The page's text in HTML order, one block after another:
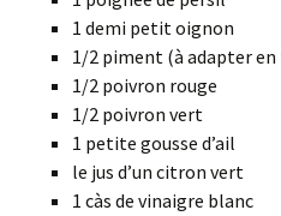
1 demi petit oignon
1/2 piment (à adapter
1/2 poivron rouge
1/2 poivron vert
1 petite gousse d’ail
le jus d’un citron vert
1 càs de vinaigre blanc